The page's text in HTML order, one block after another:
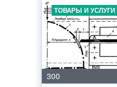
ТОВАРЫ И УСЛУГИ
300